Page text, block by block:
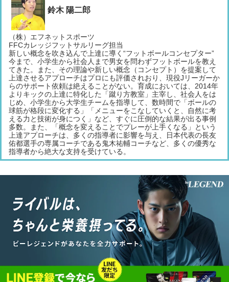
鈴木 陽二郎
（株）エフネットスポーツ
FFCカレッジフットサルリーグ担当
新しい概念を吹き込んで上達に導く“フットボールコンセプター”
今まで、小学生から社会人まで男女を問わずフットボールを教え
てきた。また、その理論や新しい概念（コンセプト）を提案して
上達させるアプローチはプロにも評価されおり、現役Jリーガーか
らのサポート依頼は絶えることがない。育成においては、2014年
よりキックの上達に特化した「蹴り方教室」主宰し、社会人をは
じめ、小学生から大学生チームを指導して、数時間で「ボールの
球筋が格段に変化する」「メニューをこなしていくと、自然に考
える力と技術が身につく」など、すぐに圧倒的な結果が出る事例
多数。また、「概念を変えることでプレーが上手くなる」という
上達アプローチは、多くの指導者に影響を与え、日本代表の長友
佑都選手の専属コーチである鬼木祐輔コーチなど、多くの優秀な
指導者から絶大な支持を受けている。